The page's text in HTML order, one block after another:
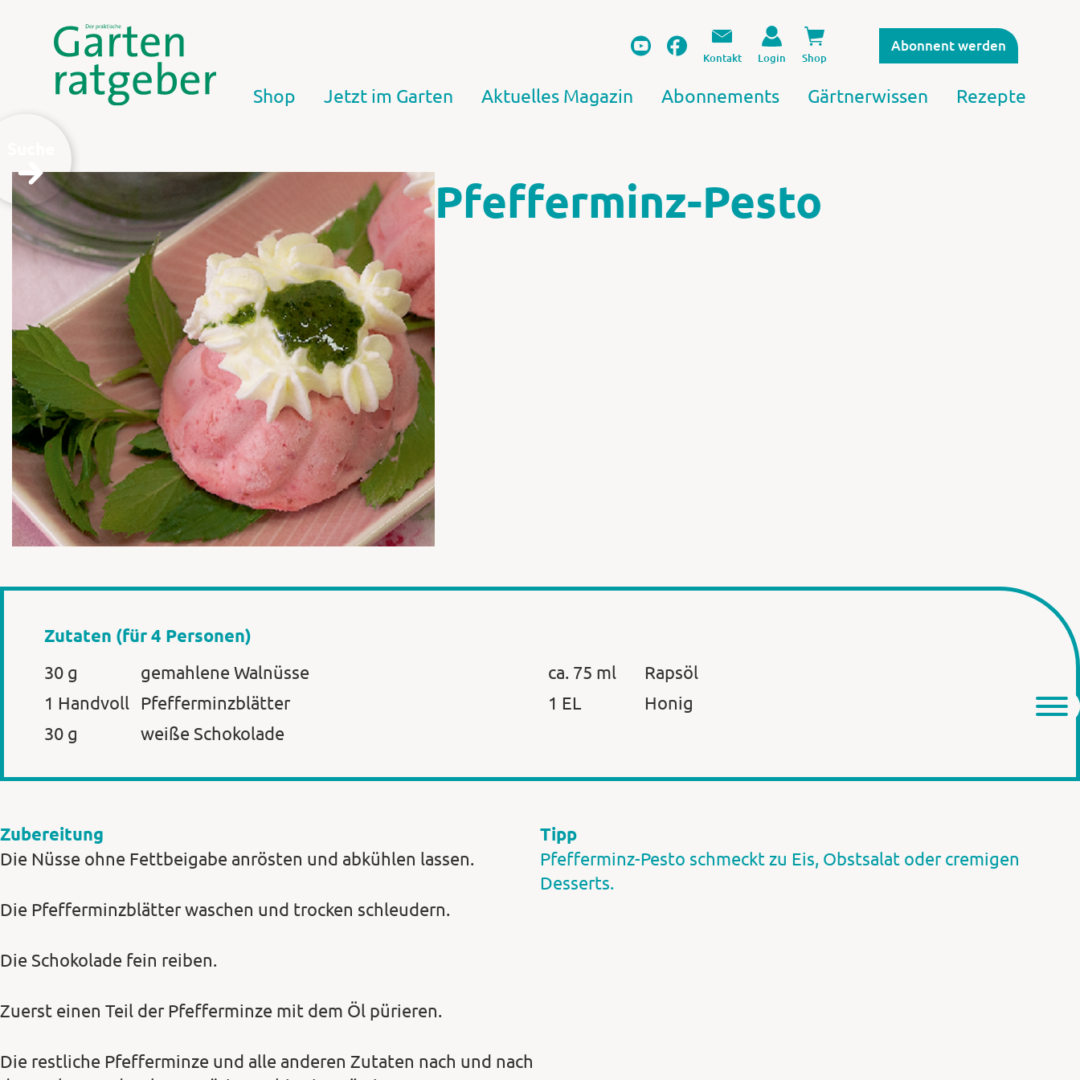
Kontakt Login Shop
Abonnent werden
Shop Jetzt im Garten Aktuelles Magazin Abonnements Gärtnerwissen Rezepte
Pfefferminz-Pesto
Zutaten (für 4 Personen)
30 g
gemahlene Walnüsse
1 Handvoll
Pfefferminzblätter
30 g
weiße Schokolade
ca. 75 ml
Rapsöl
1 EL
Honig
Zubereitung
Die Nüsse ohne Fettbeigabe anrösten und abkühlen lassen.
Die Pfefferminzblätter waschen und trocken schleudern.
Die Schokolade fein reiben.
Zuerst einen Teil der Pfefferminze mit dem Öl pürieren.
Die restliche Pfefferminze und alle anderen Zutaten nach und nach
Tipp
Pfefferminz-Pesto schmeckt zu Eis, Obstsalat oder cremigen
Desserts.